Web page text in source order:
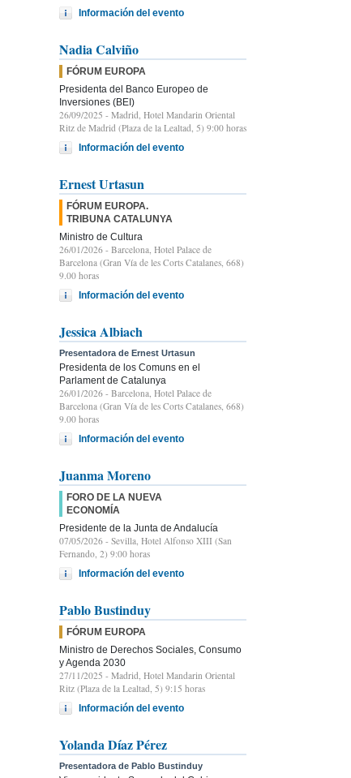
Información del evento
Nadia Calviño
FÓRUM EUROPA
Presidenta del Banco Europeo de
Inversiones (BEI)
26/09/2025 - Madrid, Hotel Mandarin Oriental
Ritz de Madrid (Plaza de la Lealtad, 5) 9:00 horas
Información del evento
Ernest Urtasun
FÓRUM EUROPA.
TRIBUNA CATALUNYA
Ministro de Cultura
26/01/2026 - Barcelona, Hotel Palace de
Barcelona (Gran Vía de les Corts Catalanes, 668)
9.00 horas
Información del evento
Jessica Albiach
Presentadora de Ernest Urtasun
Presidenta de los Comuns en el
Parlament de Catalunya
26/01/2026 - Barcelona, Hotel Palace de
Barcelona (Gran Vía de les Corts Catalanes, 668)
9.00 horas
Información del evento
Juanma Moreno
FORO DE LA NUEVA
ECONOMÍA
Presidente de la Junta de Andalucía
07/05/2026 - Sevilla, Hotel Alfonso XIII (San
Fernando, 2) 9:00 horas
Información del evento
Pablo Bustinduy
FÓRUM EUROPA
Ministro de Derechos Sociales, Consumo
y Agenda 2030
27/11/2025 - Madrid, Hotel Mandarin Oriental
Ritz (Plaza de la Lealtad, 5) 9:15 horas
Información del evento
Yolanda Díaz Pérez
Presentadora de Pablo Bustinduy